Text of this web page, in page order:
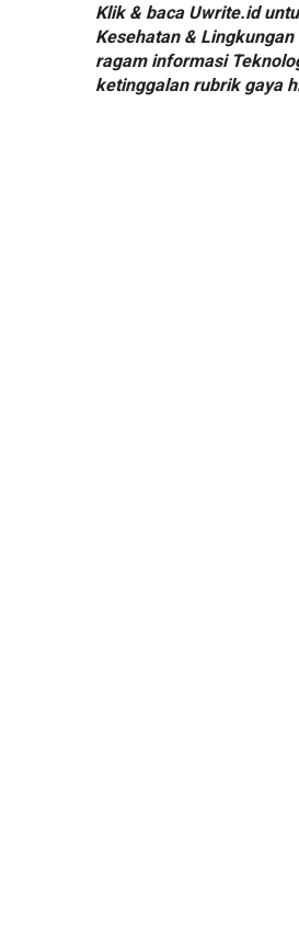
Klik & baca Uwrite.id
Kesehatan &
ragam informasi
ketinggalan rubrik gaya